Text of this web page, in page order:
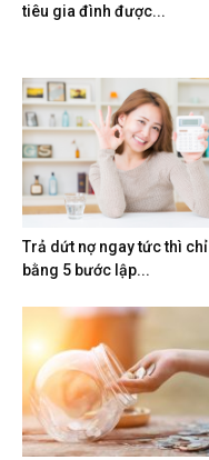
tiêu gia đình được...
Trả dứt nợ ngay tức thì chỉ
bằng 5 bước lập...